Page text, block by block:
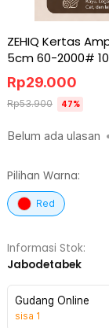
ZEHIQ Kertas
5cm 60-2000#
Belum ada ulasan
Rp29.000
Rp53.900 47%
Pilihan Warna:
Red
Informasi Stok:
Jabodetabek
Gudang Online
sisa 1